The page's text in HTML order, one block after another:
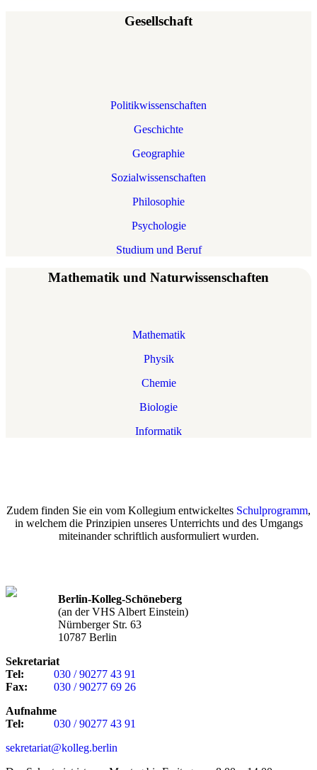
Gesellschaft
Politikwissenschaften
Geschichte
Geographie
Sozialwissenschaften
Philosophie
Psychologie
Studium und Beruf
Mathematik und Naturwissenschaften
Mathematik
Physik
Chemie
Biologie
Informatik
Zudem finden Sie ein vom Kollegium entwickeltes Schulprogramm,
in welchem die Prinzipien unseres Unterrichts und des Umgangs
miteinander schriftlich ausformuliert wurden.
Berlin-Kolleg-Schöneberg
(an der VHS Albert Einstein)
Nürnberger Str. 63
10787 Berlin
Sekretariat
Tel:
030 / 90277 43 91
Fax:
030 / 90277 69 26
Aufnahme
Tel:
030 / 90277 43 91
sekretariat@kolleg.berlin